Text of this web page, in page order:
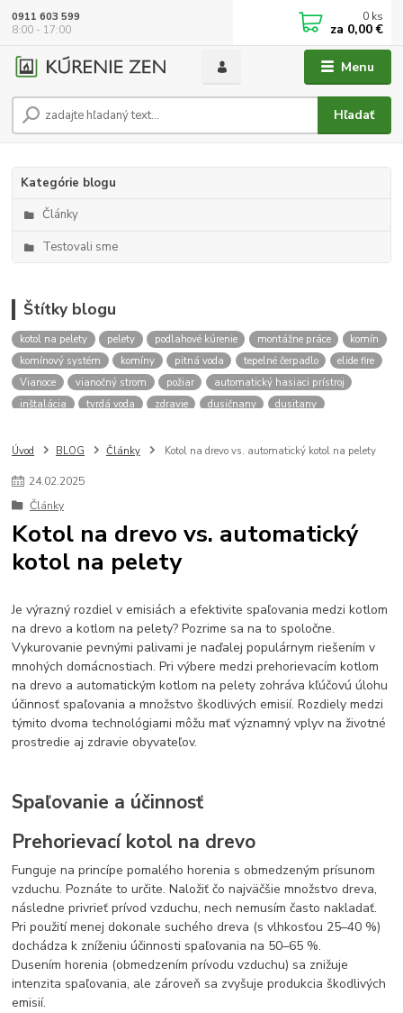
Menu
Hľadať
0911 603 599
8:00 - 17:00
0 ks
za 0,00 €
Kategórie blogu
Články
Testovali sme
Štítky blogu
kotol na pelety pelety podlahové kúrenie montážne práce
komín
komínový systém
komíny pitná voda tepelné čerpadlo
elide fire
Vianoce
vianočný strom požiar
automatický hasiaci prístroj
inštalácia
tvrdá voda zdravie dusičnany
dusitany
peletové vykurovanie
vyhody peletového vykurovania
Úvod BLOG Články Kotol na drevo vs. automatický kotol na pelety
24.02.2025
Články
Kotol na drevo vs. automatický
kotol na pelety
Je výrazný rozdiel v emisiách a efektivite spaľovania medzi kotlom
na drevo a kotlom na pelety? Pozrime sa na to spoločne.
Vykurovanie pevnými palivami je naďalej populárnym riešením v
mnohých domácnostiach. Pri výbere medzi prehorievacím kotlom
na drevo a automatickým kotlom na pelety zohráva kľúčovú úlohu
účinnosť spaľovania a množstvo škodlivých emisií. Rozdiely medzi
týmito dvoma technológiami môžu mať významný vplyv na životné
prostredie aj zdravie obyvateľov.
Spaľovanie a účinnosť
Prehorievací kotol na drevo
Funguje na princípe pomalého horenia s obmedzeným prísunom
vzduchu. Poznáte to určite. Naložiť čo najväčšie množstvo dreva,
následne privrieť prívod vzduchu, nech nemusím často nakladať.
Pri použití menej dokonale suchého dreva (s vlhkosťou 25–40 %)
dochádza k zníženiu účinnosti spaľovania na 50–65 %.
Dusením horenia (obmedzením prívodu vzduchu) sa znižuje
intenzita spaľovania, ale zároveň sa zvyšuje produkcia škodlivých
emisií.